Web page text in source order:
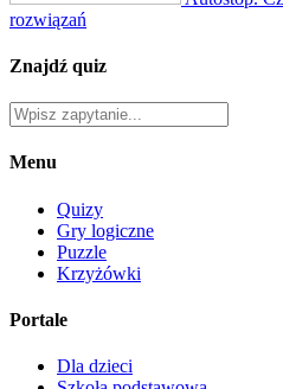
rozwiązań
Znajdź quiz
Menu
Quizy
Gry logiczne
Puzzle
Krzyżówki
Portale
Dla dzieci